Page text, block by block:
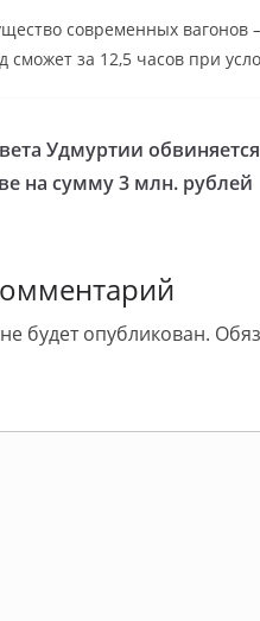
современных вагонов
сможет за 12,5 часов при
Удмуртии
на сумму 3 млн. рублей
будет опубликован.